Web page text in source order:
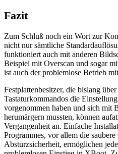
Fazit
Zum Schluß noch ein Wort zur
nicht nur sämtliche
funktioniert auch mit anderen
Beispiel mit Overscan und sogar
ist auch der problemlose Betrieb
Festplattenbesitzer, die bislang
Tastaturkommandos die
vorgenommen haben und sich mit
herumärgern mussten, können
Vergangenheit an. Einfache
Programmes, vor allem die
Absturzsicherheit, ermöglichen